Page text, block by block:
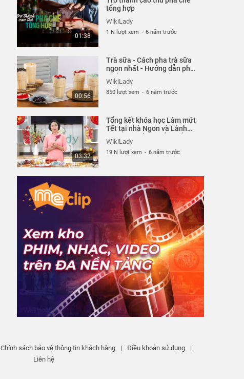
01:38
tổng hợp
WikiLady
1 N lượt xem - 6 năm trước
00:56
Trà sữa - Cách pha trà sữa
ngon nhất - Hướng dẫn pha
WikiLady
850 lượt xem - 6 năm trước
03:32
Tổng kết khóa học Làm mứt
Tết tại nhà Ngon và Lành
thành công
WikiLady
19 N lượt xem - 6 năm trước
Chính sách bảo vệ thông tin khách hàng | Điều khoản sử dụng
|
Liên hệ